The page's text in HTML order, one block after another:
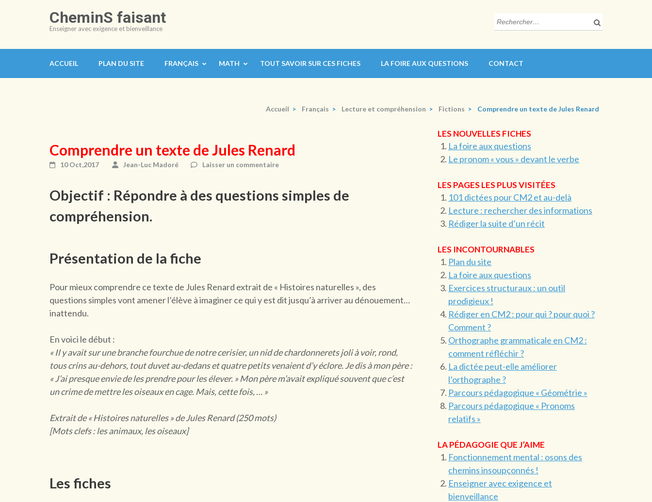
CheminS faisant
Enseigner avec exigence et bienveillance
Rechercher :
ACCUEIL PLAN DU SITE FRANÇAIS MATH TOUT SAVOIR SUR CES FICHES LA FOIRE AUX QUESTIONS CONTACT
Accueil > Français > Lecture et compréhension > Fictions > Comprendre un texte de Jules Renard
Comprendre un texte de Jules Renard
10 Oct,2017 Jean-Luc Madoré Laisser un commentaire
Objectif : Répondre à des questions simples de
compréhension.
Présentation de la fiche
Pour mieux comprendre ce texte de Jules Renard extrait de « Histoires naturelles », des
questions simples vont amener l’élève à imaginer ce qui y est dit jusqu’à arriver au dénouement…
inattendu.
En voici le début :
« Il y avait sur une branche fourchue de notre cerisier, un nid de chardonnerets joli à voir, rond,
tous crins au-dehors, tout duvet au-dedans et quatre petits venaient d’y éclore. Je dis à mon père :
« J’ai presque envie de les prendre pour les élever. » Mon père m’avait expliqué souvent que c’est
un crime de mettre les oiseaux en cage. Mais, cette fois, … »
Extrait de « Histoires naturelles » de Jules Renard (250 mots)
[Mots clefs : les animaux, les oiseaux]
Les fiches
LES NOUVELLES FICHES
La foire aux questions
Le pronom « vous » devant le verbe
LES PAGES LES PLUS VISITÉES
101 dictées pour CM2 et au-delà
Lecture : rechercher des informations
Rédiger la suite d’un récit
LES INCONTOURNABLES
Plan du site
La foire aux questions
Exercices structuraux : un outil
prodigieux !
Rédiger en CM2 : pour qui ? pour quoi ?
Comment ?
Orthographe grammaticale en CM2 :
comment réfléchir ?
La dictée peut-elle améliorer
l’orthographe ?
Parcours pédagogique « Géométrie »
Parcours pédagogique « Pronoms
relatifs »
LA PÉDAGOGIE QUE J’AIME
Fonctionnement mental : osons des
chemins insoupçonnés !
Enseigner avec exigence et
bienveillance